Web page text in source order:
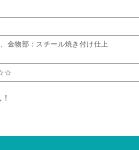
金物部：スチール焼き付け仕上